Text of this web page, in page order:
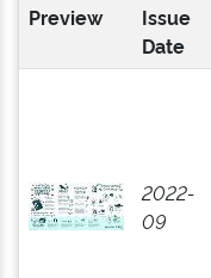
Preview
Issue
Date
2022-
09